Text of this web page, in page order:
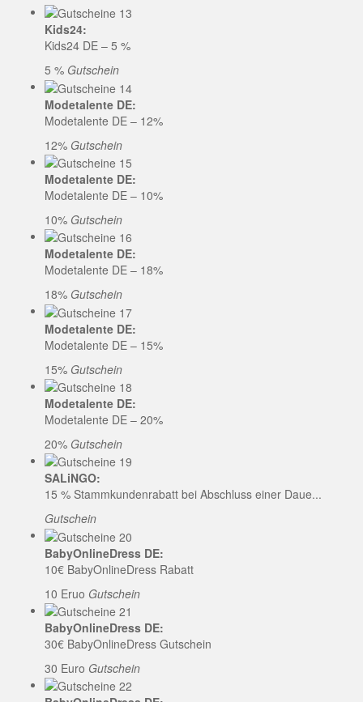
Kids24:
Kids24 DE – 5 %
5 % Gutschein
Modetalente DE:
Modetalente DE – 12%
12% Gutschein
Modetalente DE:
Modetalente DE – 10%
10% Gutschein
Modetalente DE:
Modetalente DE – 18%
18% Gutschein
Modetalente DE:
Modetalente DE – 15%
15% Gutschein
Modetalente DE:
Modetalente DE – 20%
20% Gutschein
SALiNGO:
15 % Stammkundenrabatt bei Abschluss einer Daue...
Gutschein
BabyOnlineDress DE:
10€ BabyOnlineDress Rabatt
10 Eruo Gutschein
BabyOnlineDress DE:
30€ BabyOnlineDress Gutschein
30 Euro Gutschein